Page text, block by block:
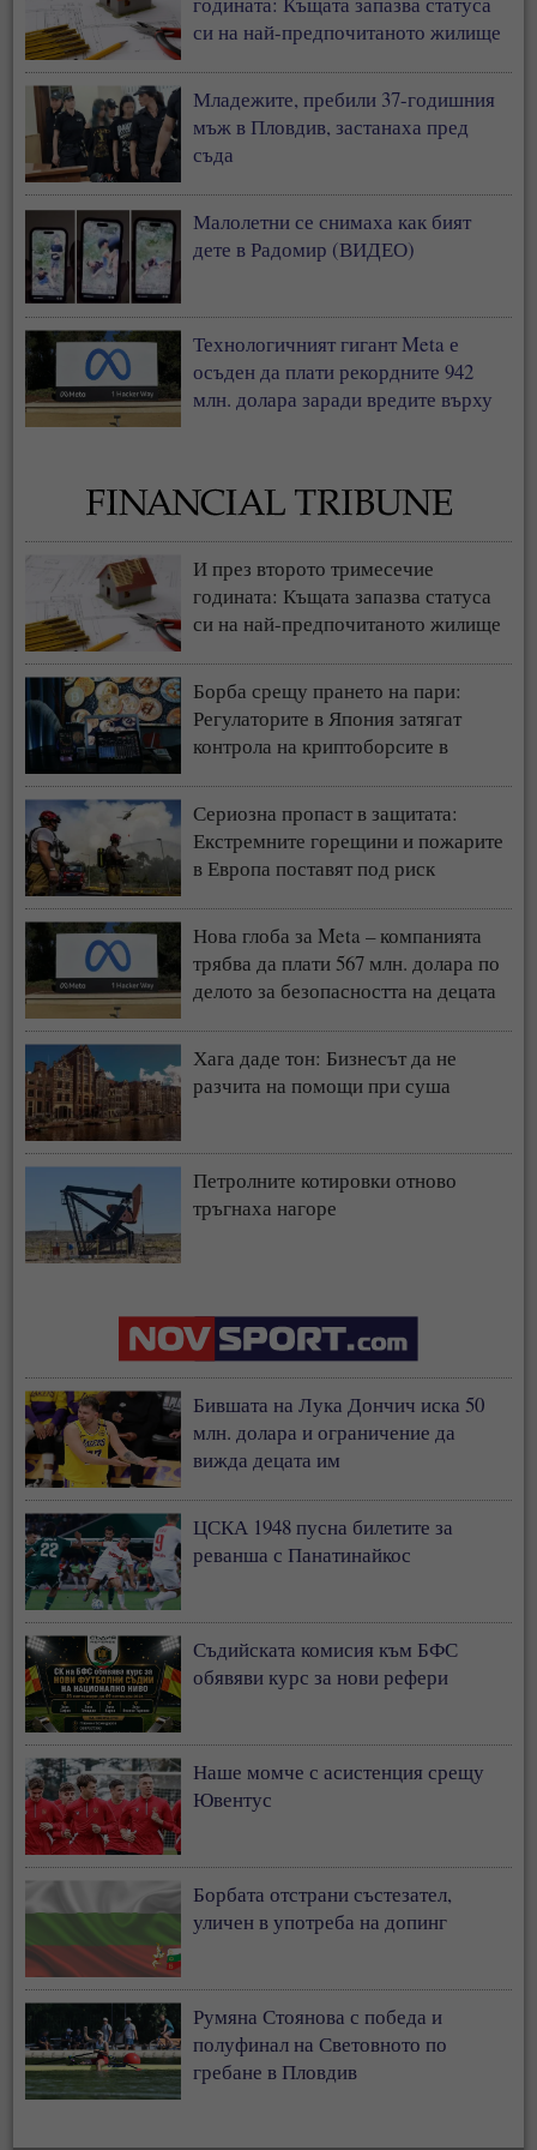
си на най-предпочитаното жилище
Младежите, пребили 37-годишния
мъж в Пловдив, застанаха пред
съда
Малолетни се снимаха как бият
дете в Радомир (ВИДЕО)
Технологичният гигант Meta е
осъден да плати рекордните 942
млн. долара заради вредите върху
И през второто тримесечие
годината: Къщата запазва статуса
си на най-предпочитаното жилище
Борба срещу прането на пари:
Регулаторите в Япония затягат
контрола на криптоборсите в
Сериозна пропаст в защитата:
Екстремните горещини и пожарите
в Европа поставят под риск
Нова глоба за Meta – компанията
трябва да плати 567 млн. долара по
делото за безопасността на децата
Хага даде тон: Бизнесът да не
разчита на помощи при суша
Петролните котировки отново
тръгнаха нагоре
Бившата на Лука Дончич иска 50
млн. долара и ограничение да
вижда децата им
ЦСКА 1948 пусна билетите за
реванша с Панатинайкос
Съдийската комисия към БФС
обявяви курс за нови рефери
Наше момче с асистенция срещу
Ювентус
Борбата отстрани състезател,
уличен в употреба на допинг
Румяна Стоянова с победа и
полуфинал на Световното по
гребане в Пловдив